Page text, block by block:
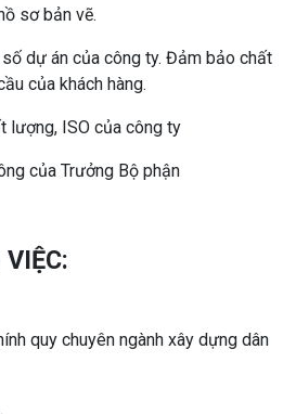
sơ bản vẽ.
dự án của công ty. Đảm bảo chất
của khách hàng.
lượng, ISO của công ty
của Trưởng Bộ phận
VIỆC:
quy chuyên ngành xây dựng dân